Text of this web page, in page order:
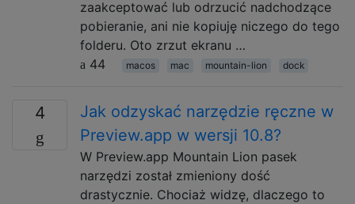
zaakceptować lub odrzucić nadchodzące
pobieranie, ani nie kopiuję niczego do tego
folderu. Oto zrzut ekranu …
44
macos mac mountain-lion dock
4
Jak odzyskać narzędzie ręczne w
Preview.app w wersji 10.8?
W Preview.app Mountain Lion pasek
narzędzi został zmieniony dość
drastycznie. Chociaż widzę, dlaczego to